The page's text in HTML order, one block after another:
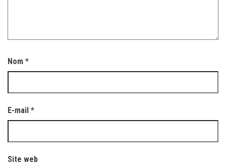
Nom *
E-mail *
Site web